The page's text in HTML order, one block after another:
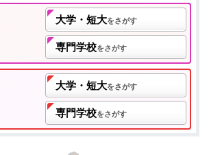
大学・短大をさがす
専門学校をさがす
大学・短大をさがす
専門学校をさがす